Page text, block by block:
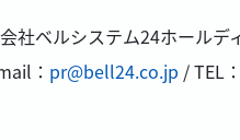
社ベルシステム24ホール
： pr@bell24.co.jp / TEL